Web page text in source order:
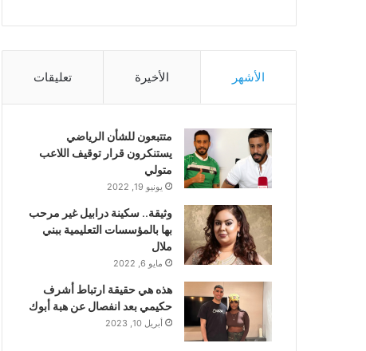
الأشهر الأخيرة تعليقات
متتبعون للشأن الرياضي
يستنكرون قرار توقيف اللاعب
متولي
يونيو 19, 2022
وثيقة.. سكينة درابيل غير مرحب
بها بالمؤسسات التعليمية ببني
ملال
مايو 6, 2022
هذه هي حقيقة ارتباط أشرف
حكيمي بعد انفصال عن هبة أبوك
أبريل 10, 2023